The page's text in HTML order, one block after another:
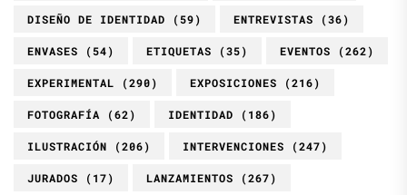
DISEÑO DE IDENTIDAD (59) ENTREVISTAS (36)
ENVASES (54) ETIQUETAS (35) EVENTOS (262)
EXPERIMENTAL (290) EXPOSICIONES (216)
FOTOGRAFÍA (62) IDENTIDAD (186)
ILUSTRACIÓN (206) INTERVENCIONES (247)
JURADOS (17) LANZAMIENTOS (267)